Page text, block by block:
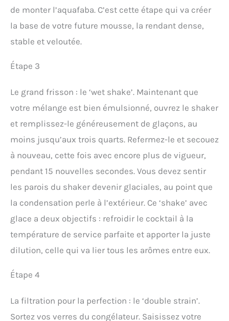
de monter l’aquafaba. C’est cette étape qui va créer
la base de votre future mousse, la rendant dense,
stable et veloutée.
Étape 3
Le grand frisson : le ‘wet shake’. Maintenant que
votre mélange est bien émulsionné, ouvrez le shaker
et remplissez-le généreusement de glaçons, au
moins jusqu’aux trois quarts. Refermez-le et secouez
à nouveau, cette fois avec encore plus de vigueur,
pendant 15 nouvelles secondes. Vous devez sentir
les parois du shaker devenir glaciales, au point que
la condensation perle à l’extérieur. Ce ‘shake’ avec
glace a deux objectifs : refroidir le cocktail à la
température de service parfaite et apporter la juste
dilution, celle qui va lier tous les arômes entre eux.
Étape 4
La filtration pour la perfection : le ‘double strain’.
Sortez vos verres du congélateur. Saisissez votre